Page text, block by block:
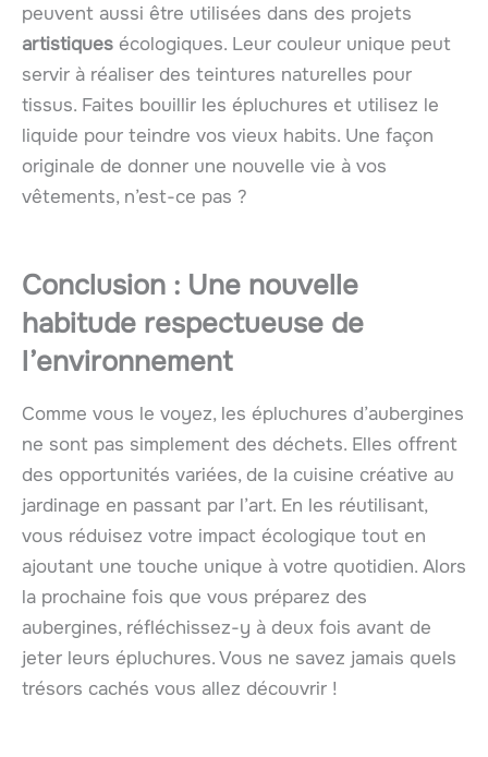
peuvent aussi être utilisées dans des projets
artistiques écologiques. Leur couleur unique peut
servir à réaliser des teintures naturelles pour
tissus. Faites bouillir les épluchures et utilisez le
liquide pour teindre vos vieux habits. Une façon
originale de donner une nouvelle vie à vos
vêtements, n’est-ce pas ?
Conclusion : Une nouvelle
habitude respectueuse de
l’environnement
Comme vous le voyez, les épluchures d’aubergines
ne sont pas simplement des déchets. Elles offrent
des opportunités variées, de la cuisine créative au
jardinage en passant par l’art. En les réutilisant,
vous réduisez votre impact écologique tout en
ajoutant une touche unique à votre quotidien. Alors
la prochaine fois que vous préparez des
aubergines, réfléchissez-y à deux fois avant de
jeter leurs épluchures. Vous ne savez jamais quels
trésors cachés vous allez découvrir !